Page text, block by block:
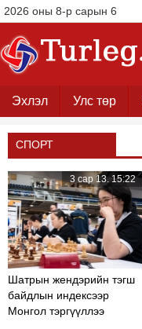
2026 оны 8-р сарын 6
Эхлэл Улс төр
СПОРТ
Шатрын жендэрийн тэгш
байдлын индексээр
Монгол тэргүүллээ
3 сар 13. 15:22